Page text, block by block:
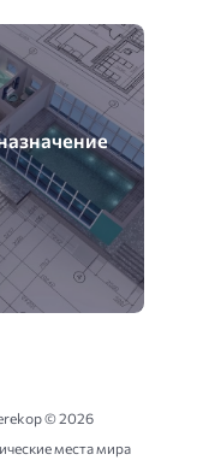
©2026
места мира